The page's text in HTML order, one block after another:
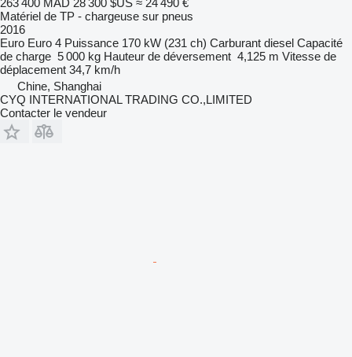
263 400 MAD 28 300 $US ≈ 24 490 €
Matériel de TP - chargeuse sur pneus
2016
Euro Euro 4 Puissance 170 kW (231 ch) Carburant diesel Capacité
de charge 5 000 kg Hauteur de déversement 4,125 m Vitesse de
déplacement 34,7 km/h
Chine, Shanghai
CYQ INTERNATIONAL TRADING CO.,LIMITED
Contacter le vendeur